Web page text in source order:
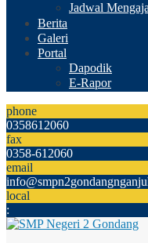
Jadwal
Berita
Galeri
Portal
Dapodik
E-Rapor
phone
0358612060
fax
0358-612060
email
local
: